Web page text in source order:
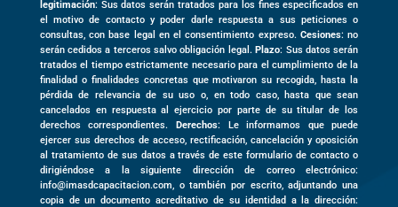
legitimación: Sus datos serán tratados para los fines especificados en
el motivo de contacto y poder darle respuesta a sus peticiones o
consultas, con base legal en el consentimiento expreso. Cesiones: no
serán cedidos a terceros salvo obligación legal.Plazo: Sus datos serán
tratados el tiempo estrictamente necesario para el cumplimiento de la
finalidad o finalidades concretas que motivaron su recogida, hasta la
pérdida de relevancia de su uso o, en todo caso, hasta que sean
cancelados en respuesta al ejercicio por parte de su titular de los
derechos correspondientes. Derechos: Le informamos que puede
ejercer sus derechos de acceso, rectificación, cancelación y oposición
al tratamiento de sus datos a través de este formulario de contacto o
dirigiéndose a la siguiente dirección de correo electrónico:
info@imasdcapacitacion.com, o también por escrito, adjuntando una
copia de un documento acreditativo de su identidad a la dirección: